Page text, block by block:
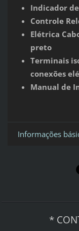
Indicador
Controle
Elétrica
preto
Terminais
conexões
Manual de
Informações
*